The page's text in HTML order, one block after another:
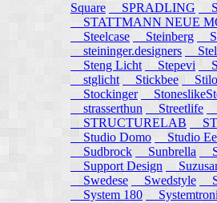
Square
SPRADLING
STATTMANN NEUE
Steelcase
Steinberg
steininger.designers
Steng Licht
Stepevi
stglicht
Stickbee Stilo
Stockinger
strasserthun
Streetlife
STRUCTURELAB
Studio Domo
Studio
Sudbrock
Sunbrella
Support Design
Swedese
Swedstyle
System 180